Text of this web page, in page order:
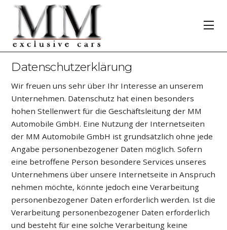
Datenschutzerklärung
Wir freuen uns sehr über Ihr Interesse an unserem
Unternehmen. Datenschutz hat einen besonders
hohen Stellenwert für die Geschäftsleitung der MM
Automobile GmbH. Eine Nutzung der Internetseiten
der MM Automobile GmbH ist grundsätzlich ohne jede
Angabe personenbezogener Daten möglich. Sofern
eine betroffene Person besondere Services unseres
Unternehmens über unsere Internetseite in Anspruch
nehmen möchte, könnte jedoch eine Verarbeitung
personenbezogener Daten erforderlich werden. Ist die
Verarbeitung personenbezogener Daten erforderlich
und besteht für eine solche Verarbeitung keine